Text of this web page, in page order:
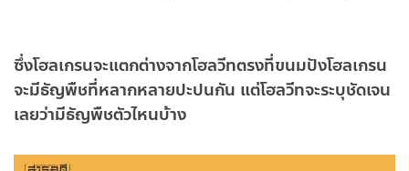
ซึ่งโฮลเกรนจะแตกต่างจากโฮลวีทตรงที่ขนมปังโฮลเกรน
จะมีธัญพืชที่หลากหลายปะปนกัน แต่โฮลวีทจะระบุชัดเจน
เลยว่ามีธัญพืชตัวไหนบ้าง